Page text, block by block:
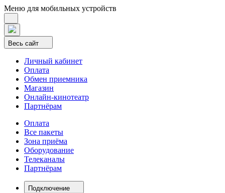
Меню для мобильных устройств
Весь сайт
Личный кабинет
Оплата
Обмен приемника
Магазин
Онлайн-кинотеатр
Партнёрам
Оплата
Все пакеты
Зона приёма
Оборудование
Телеканалы
Партнёрам
Подключение